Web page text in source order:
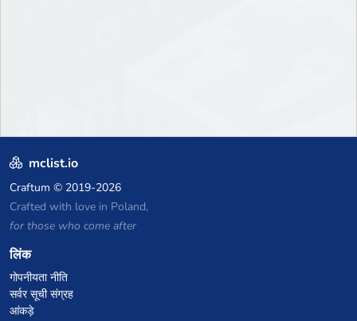
mclist.io
Craftum © 2019-2026
Crafted with love in Poland,
for those who come after
लिंक
गोपनीयता नीति
सर्वर सूची संग्रह
आंकड़े